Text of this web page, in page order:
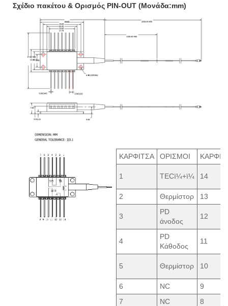
Σχέδιο πακέτου & Ορισμός PIN-OUT (Μονάδα:mm)
ΚΑΡΦΙΤΣΑ ΟΡΙΣΜΟΙ
1 TECï¼+ï¼ 14
2 Θερμίστορ 13
3
PD
άνοδος
12
4
PD
Κάθοδος
11
5 Θερμίστορ 10
6 NC
9
7
NC 8